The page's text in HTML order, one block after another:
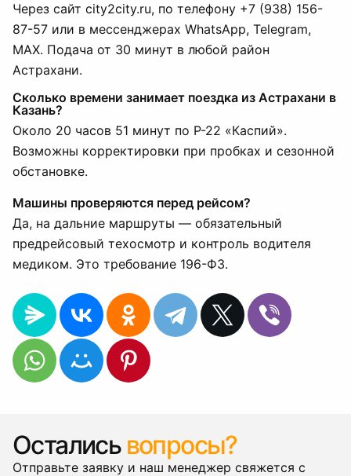
Через сайт city2city.ru, по телефону +7 (938) 156-
87-57 или в мессенджерах WhatsApp, Telegram,
MAX. Подача от 30 минут в любой район
Астрахани.
Сколько времени занимает поездка из Астрахани в
Казань?
Около 20 часов 51 минут по Р-22 «Каспий».
Возможны корректировки при пробках и сезонной
обстановке.
Машины проверяются перед рейсом?
Да, на дальние маршруты — обязательный
предрейсовый техосмотр и контроль водителя
медиком. Это требование 196-ФЗ.
Остались вопросы?
Отправьте заявку и наш менеджер свяжется с